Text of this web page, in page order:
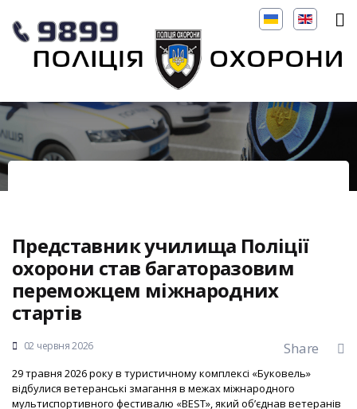
Представник училища Поліції
охорони став багаторазовим
переможцем міжнародних
стартів
02 червня 2026 Share
29 травня 2026 року в туристичному комплексі «Буковель»
відбулися ветеранські змагання в межах міжнародного
мультиспортивного фестивалю «BEST», який об’єднав ветеранів